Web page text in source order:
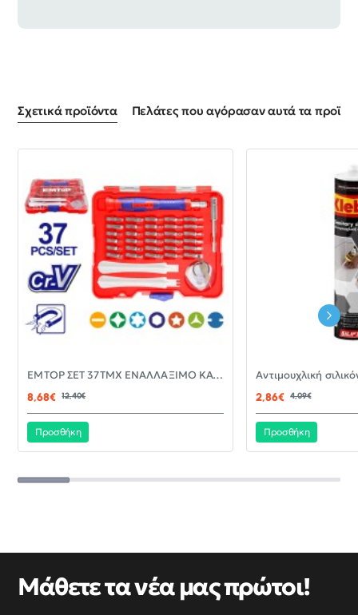
Σχετικά προϊόντα Πελάτες που αγόρασαν αυτά τα
-30%EMTOP ΣΕΤ 37ΤΜΧ ΕΝΑΛΛΑΞΙΜΟ ΚΑΤΣΑΒΙΔΙ ΜΕ ΜΥΤΕΣ EBST03702
8,68€
12,40€
Προσθήκη
2,86€ 4,09€
Προσθήκη
Μάθετε τα νέα μας πρώτοι!